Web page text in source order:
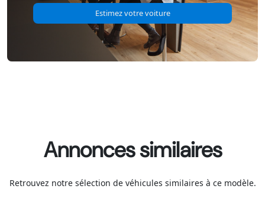
Estimez votre voiture
Annonces similaires
Retrouvez notre sélection de véhicules similaires à ce modèle.